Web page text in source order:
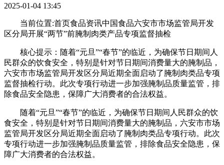
2025-01-04 13:45
当前位置:首页食品资讯中国食品六安市市场监管局开发
区分局开展“两节”前腌制肉类产品专项监督抽检
核心提示：随着“元旦”“春节”的临近，为确保节日期间人
民群众的饮食安全，特别是针对节日期间消费量大的腌制品，
六安市市场监管局开发区分局近期全面启动了腌制肉类品专项
监督抽检行动。此次专项行动进一步加强腌制品质量监管，排
除食品安全隐患，保障广大消费者的合法权益。
随着“元旦”“春节”的临近，为确保节日期间人民群众的饮
食安全，特别是针对节日期间消费量大的腌制品，六安市市场
监管局开发区分局近期全面启动了腌制肉类品专项行动。此次
专项行动进一步加强腌制品质量监管，排除食品安全隐患，保
障广大消费者的合法权益。